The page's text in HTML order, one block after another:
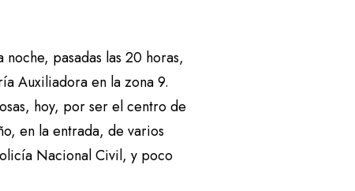
pasadas las 20 horas,
Auxiliadora en la zona 9.
hoy, por ser el centro de
en la entrada, de varios
Nacional Civil, y poco